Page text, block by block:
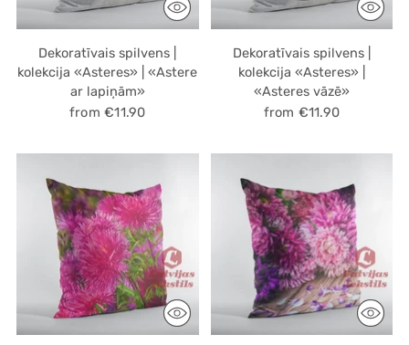
Dekoratīvais spilvens |
kolekcija «Asteres» | «Astere
ar lapiņām»
from €11.90
Dekoratīvais spilvens |
kolekcija «Asteres» |
«Asteres vāzē»
from €11.90